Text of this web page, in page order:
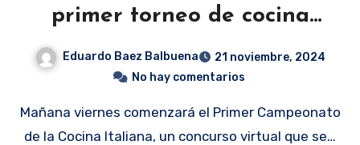
primer torneo de cocina
Eduardo Baez Balbuena
21 noviembre, 2024
No hay comentarios
Mañana viernes comenzará el Primer Campeonato
de la Cocina Italiana, un concurso virtual que se…